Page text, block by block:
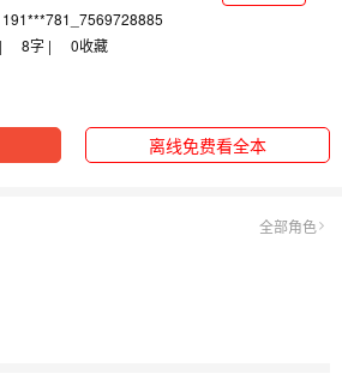
191***781_7569728885
8字 | 0收藏
离线免费看全本
全部角色